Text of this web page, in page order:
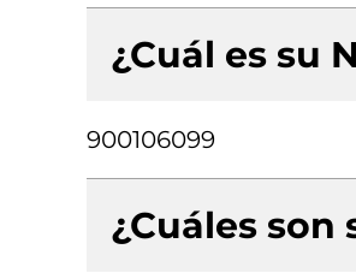
¿Cuál es su
900106099
¿Cuáles